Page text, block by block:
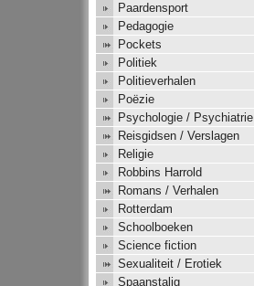
Paardensport
Pedagogie
Pockets
Politiek
Politieverhalen
Poëzie
Psychologie / Psychiatrie
Reisgidsen / Verslagen
Religie
Robbins Harrold
Romans / Verhalen
Rotterdam
Schoolboeken
Science fiction
Sexualiteit / Erotiek
Spaanstalig